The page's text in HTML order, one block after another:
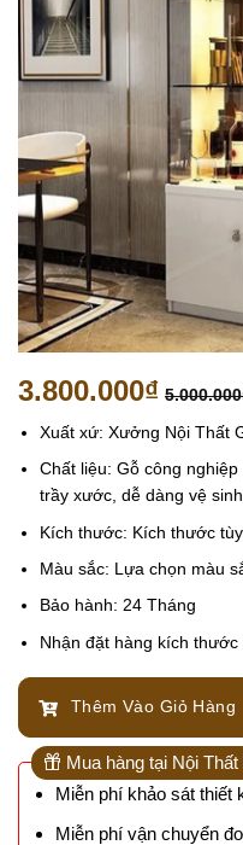
3.800.000₫ 5.000.000
Xuất xứ: Xưởng Nội Thất
Chất liệu: Gỗ công
trầy xước, dễ dàng vệ sinh
Kích thước: Kích thước
Màu sắc: Lựa chọn màu
Bảo hành: 24 Tháng
Nhận đặt hàng kích
Thêm Vào Giỏ Hàng
Mua hàng tại Nội
Miễn phí khảo sát thiết
Miễn phí vận chuyển